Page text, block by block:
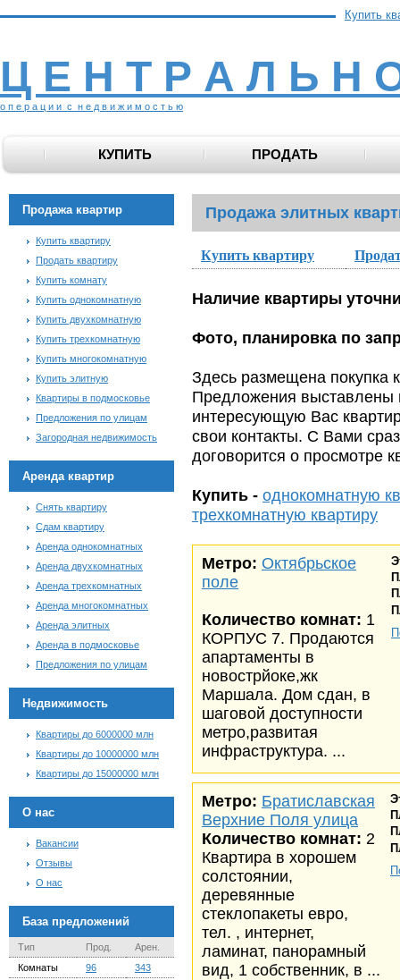
Купить
Ц Е Н Т Р А Л Ь Н
о п е р а ц и и с н е д в и ж и м о с т ь ю
КУПИТЬ ПРОДАТЬ
Продажа квартир
Купить квартиру
Продать квартиру
Купить комнату
Купить однокомнатную
Купить двухкомнатную
Купить трехкомнатную
Купить многокомнатную
Купить элитную
Квартиры в подмосковье
Предложения по улицам
Загородная недвижимость
Аренда квартир
Снять квартиру
Сдам квартиру
Аренда однокомнатных
Аренда двухкомнатных
Аренда трехкомнатных
Аренда многокомнатных
Аренда элитных
Аренда в подмосковье
Предложения по улицам
Недвижимость
Квартиры до 6000000 млн
Квартиры до 10000000 млн
Квартиры до 15000000 млн
О нас
Вакансии
Отзывы
О нас
База предложений
Тип Прод.
Арен.
Комнаты
96
343
Продажа элитных
Купить квартиру
Наличие квартиры
Фото, планировка по
Здесь размещена покупка
Предложения выставлены
интересующую Вас
свои контакты. С Вами
договорится о просмотре
Купить - однокомнатную
трехкомнатную квартиру
Метро: Октябрьское
поле
Количество комнат: 1
КОРПУС 7. Продаются
апартаменты в
новострйоке,жк
Маршала. Дом сдан, в
шаговой доступности
метро,развитая
инфраструктура. ...
Метро: Братиславская
Верхние Поля улица
Количество комнат: 2
Квартира в хорошем
солстоянии,
деревянные
стеклопакеты евро,
тел. , интернет,
ламинат, панорамный
вид, 1 собственник, в ...